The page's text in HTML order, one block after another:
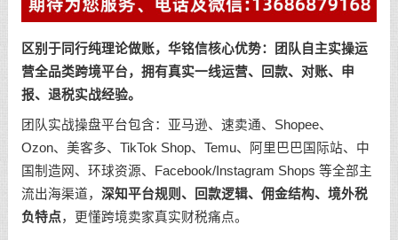
区别于同行纯理论做账，华铭信核心优势：团队自主实操运
营全品类跨境平台，拥有真实一线运营、回款、对账、申
报、退税实战经验。
团队实战操盘平台包含：亚马逊、速卖通、Shopee、
Ozon、美客多、TikTok Shop、Temu、阿里巴巴国际站、中
国制造网、环球资源、Facebook/Instagram Shops 等全部主
流出海渠道， 深知平台规则、回款逻辑、佣金结构、境外税
负特点，更懂跨境卖家真实财税痛点。